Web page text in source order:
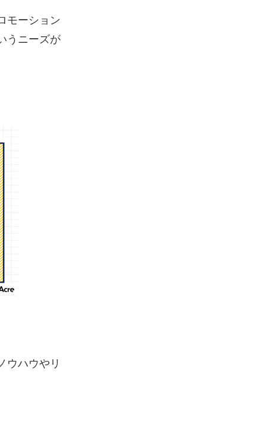
モーション
うニーズが
ウハウやリ